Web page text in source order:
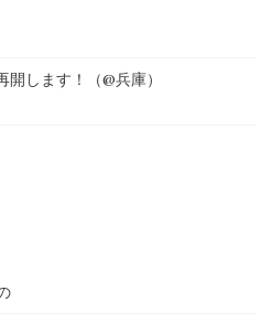
開します！（@兵庫）